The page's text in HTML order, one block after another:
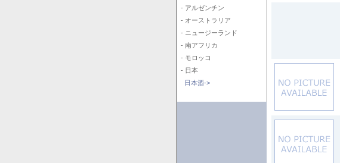
- アルゼンチン
- オーストラリア
- ニュージーランド
- 南アフリカ
- モロッコ
- 日本
日本酒->